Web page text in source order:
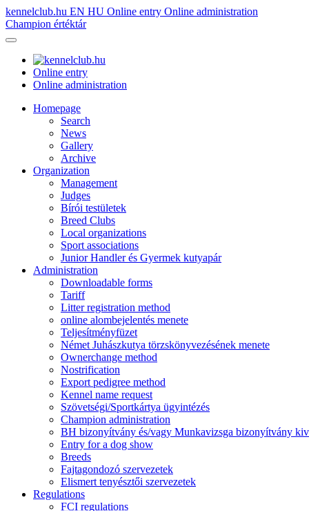
kennelclub.hu EN HU Online entry Online administration
Champion értéktár
Online entry
Online administration
Homepage
Search
News
Gallery
Archive
Organization
Management
Judges
Bírói testületek
Breed Clubs
Local organizations
Sport associations
Junior Handler és Gyermek kutyapár
Administration
Downloadable forms
Tariff
Litter registration method
online alombejelentés menete
Teljesítményfüzet
Német Juhászkutya törzskönyvezésének menete
Ownerchange method
Nostrification
Export pedigree method
Kennel name request
Szövetségi/Sportkártya ügyintézés
Champion administration
BH bizonyítvány és/vagy Munkavizsga bizonyítvány
Entry for a dog show
Breeds
Fajtagondozó szervezetek
Elismert tenyésztői szervezetek
Regulations
FCI regulations